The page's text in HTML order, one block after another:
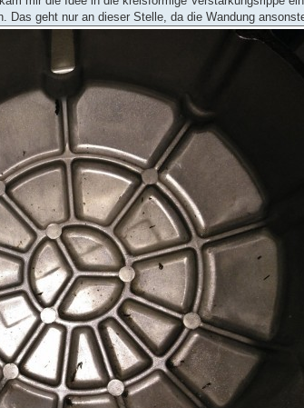
geht nur an dieser Stelle, da die Wandung